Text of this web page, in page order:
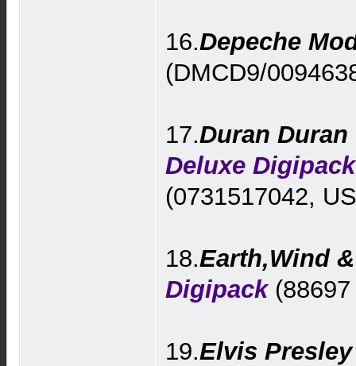
16.Depeche
(DMCD9/
17.Duran
Deluxe
(0731517042,
18.Earth,Wind
Digipack(88697
19.Elvis